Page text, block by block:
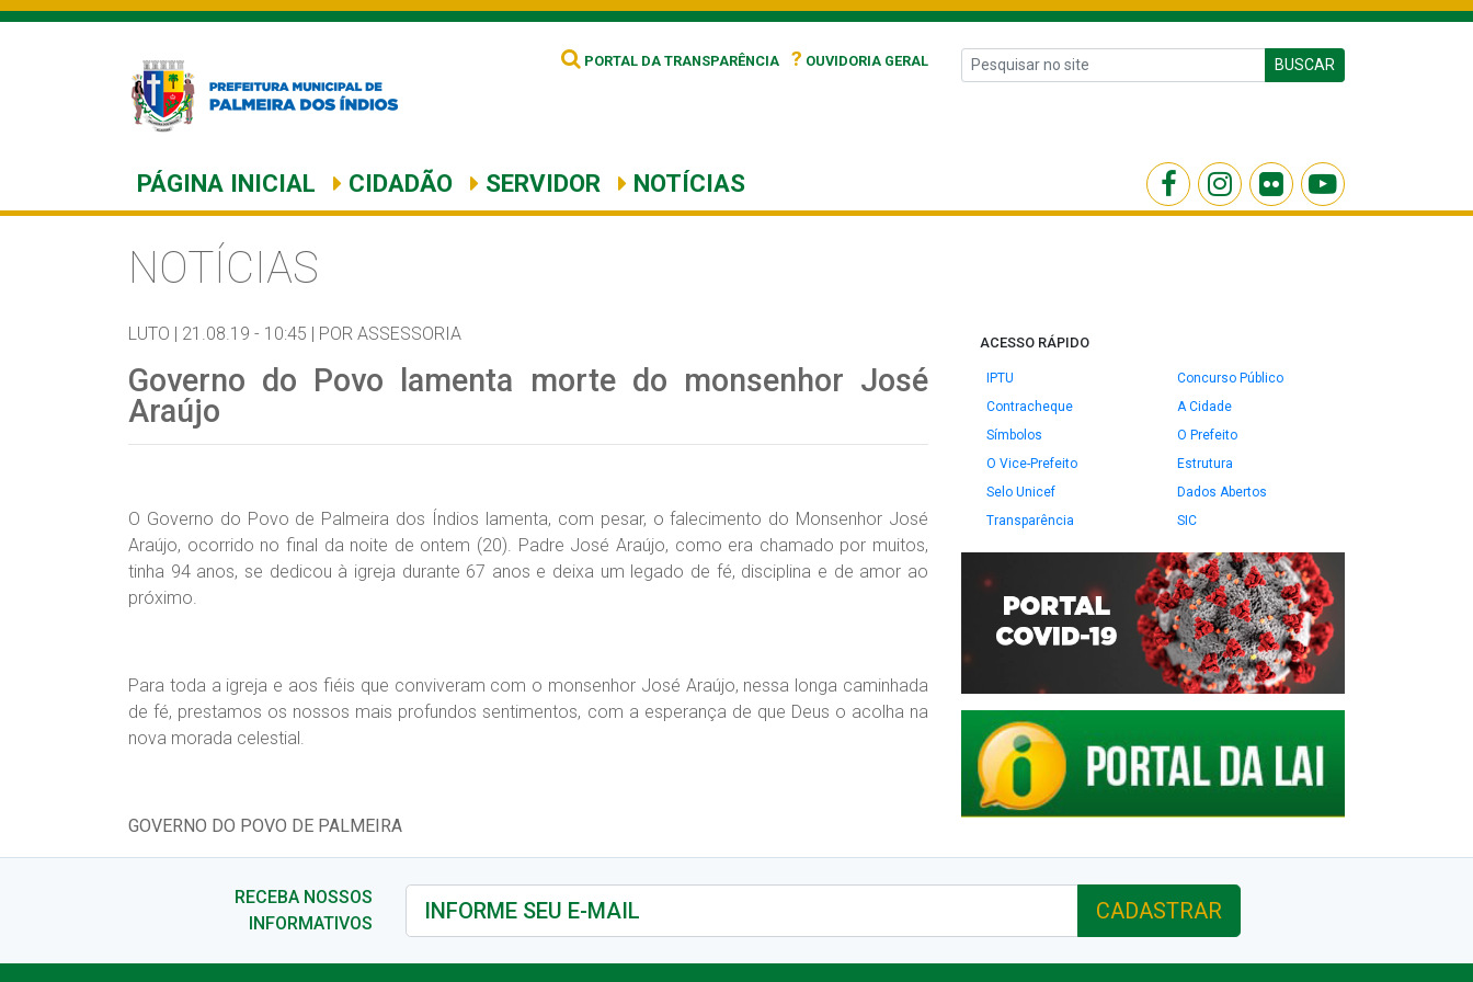
PORTAL DA TRANSPARÊNCIA ? OUVIDORIA GERAL BUSCAR
PÁGINA INICIAL CIDADÃO SERVIDOR NOTÍCIAS
NOTÍCIAS
LUTO | 21.08.19 - 10:45 | POR ASSESSORIA
Governo do Povo lamenta morte do monsenhor José
Araújo
O Governo do Povo de Palmeira dos Índios lamenta, com pesar, o falecimento do Monsenhor José
Araújo, ocorrido no final da noite de ontem (20). Padre José Araújo, como era chamado por muitos,
tinha 94 anos, se dedicou à igreja durante 67 anos e deixa um legado de fé, disciplina e de amor ao
próximo.
Para toda a igreja e aos fiéis que conviveram com o monsenhor José Araújo, nessa longa caminhada
de fé, prestamos os nossos mais profundos sentimentos, com a esperança de que Deus o acolha na
nova morada celestial.
GOVERNO DO POVO DE PALMEIRA
ACESSO RÁPIDO
IPTU
Concurso Público
Contracheque
A Cidade
Símbolos
O Prefeito
O Vice-Prefeito
Estrutura
Selo Unicef
Dados Abertos
Transparência
SIC
RECEBA NOSSOS
INFORMATIVOS
CADASTRAR